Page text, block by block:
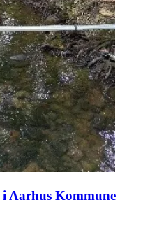
Aarhus Kommune